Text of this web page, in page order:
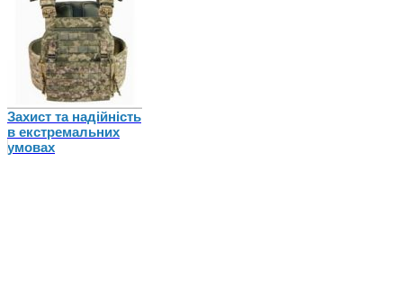
Захист та надійність
в екстремальних
умовах